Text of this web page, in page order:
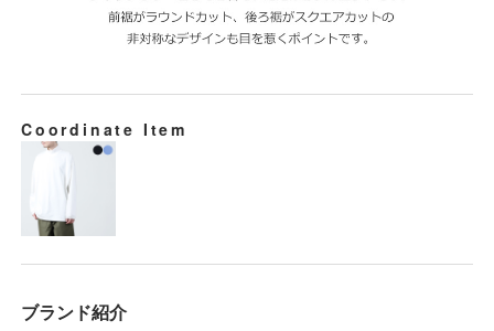
Coordinate Item
ブランド紹介